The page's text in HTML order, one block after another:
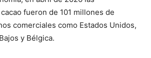
fueron de 101 millones de
comerciales como Estados Unidos,
y Bélgica.